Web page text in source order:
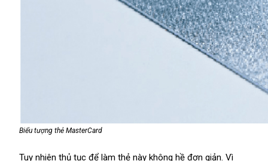
Biểu tượng thẻ MasterCard
Tuy nhiên thủ tục để làm thẻ này không hề đơn giản. Vì